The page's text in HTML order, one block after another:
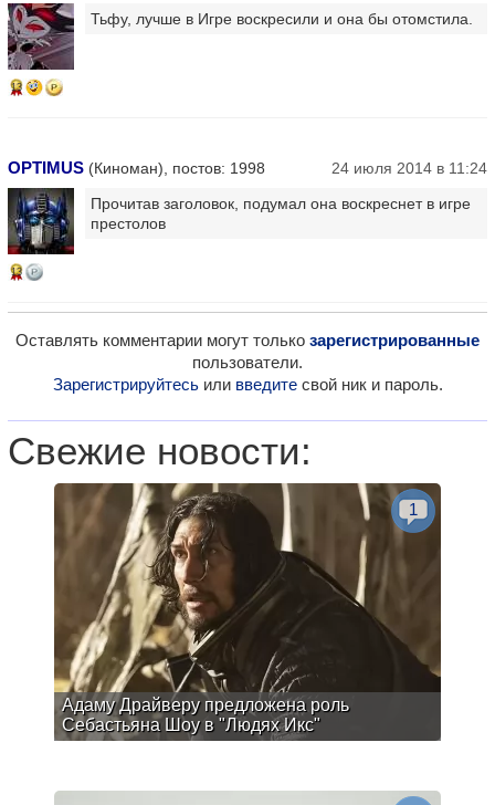
13
Тьфу, лучше в Игре воскресили и она бы отомстила.
OPTIMUS (Киноман), постов: 1998 24 июля 2014 в 11:24
13
Прочитав заголовок, подумал она воскреснет в игре
престолов
Оставлять комментарии могут только зарегистрированные
пользователи.
Зарегистрируйтесьили введитесвой ник и пароль.
Свежие новости:
Адаму Драйверу предложена роль
Себастьяна Шоу в "Людях Икс"
1